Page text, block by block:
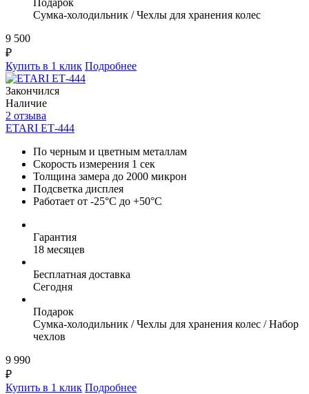
Сумка-холодильник / Чехлы для хранения колес
9 500
₽
Купить в 1 клик Подробнее
Закончился
Наличие
2 отзыва
ETARI ЕТ-444
По черным и цветным металлам
Скорость измерения 1 сек
Толщина замера до 2000 микрон
Подсветка дисплея
Работает от -25°C до +50°C
Гарантия
18 месяцев
Бесплатная доставка
Сегодня
Подарок
Сумка-холодильник / Чехлы для хранения колес / Набор
чехлов
9 990
₽
Купить в 1 клик Подробнее